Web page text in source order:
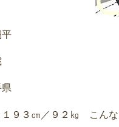
平
９３㎝／９２㎏ こんな